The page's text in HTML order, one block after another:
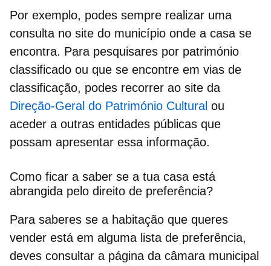
Por exemplo, podes sempre realizar uma
consulta no site do município onde a casa se
encontra. Para pesquisares por património
classificado ou que se encontre em vias de
classificação, podes recorrer ao site da
Direção-Geral do Património Cultural ou
aceder a outras entidades públicas que
possam apresentar essa informação.
Como ficar a saber se a tua casa está
abrangida pelo direito de preferência?
Para saberes se a habitação que queres
vender está em alguma lista de preferência,
deves consultar a página da câmara municipal